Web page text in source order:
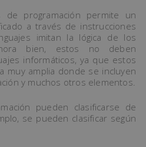
programación permite un
a través de instrucciones
imitan la lógica de los
bien, estos no deben
informáticos, ya que estos
muy amplia donde se incluyen
y muchos otros elementos.
pueden clasificarse de
se pueden clasificar según